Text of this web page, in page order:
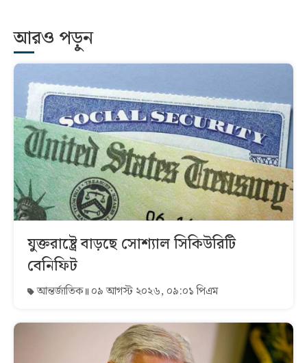
আরও পড়ুন
যুক্তরাষ্ট্রে বাড়ছে সোশ্যাল সিকিউরিটি
বেনিফিট
আন্তর্জাতিক ০৯ আগস্ট ২০২৬, ০৯:০১ পিএম